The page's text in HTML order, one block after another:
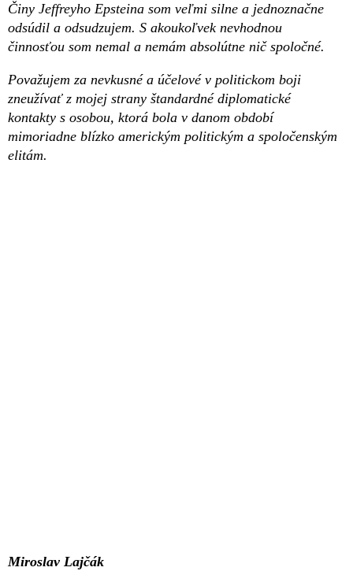
Činy Jeffreyho Epsteina som veľmi silne a jednoznačne
odsúdil a odsudzujem. S akoukoľvek nevhodnou
činnosťou som nemal a nemám absolútne nič spoločné.
Považujem za nevkusné a účelové v politickom boji
zneužívať z mojej strany štandardné diplomatické
kontakty s osobou, ktorá bola v danom období
mimoriadne blízko americkým politickým a spoločenským
elitám.
Miroslav Lajčák